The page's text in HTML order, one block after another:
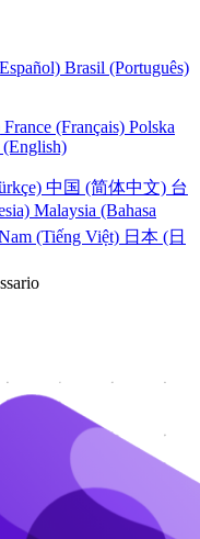
Brasil (Português)
France (Français) Polska
中国 (简体中文) 台
Malaysia (Bahasa
(Tiếng Việt) 日本 (日